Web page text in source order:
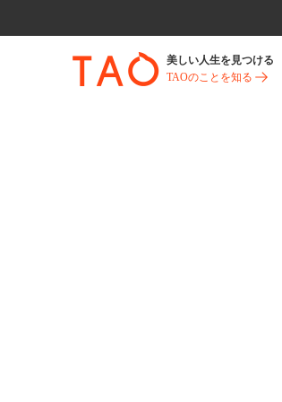
美しい人生を見つける
TAOのことを知る